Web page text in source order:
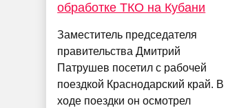
обработке ТКО на Кубани
Заместитель председателя
правительства Дмитрий
Патрушев посетил с рабочей
поездкой Краснодарский край. В
ходе поездки он осмотрел